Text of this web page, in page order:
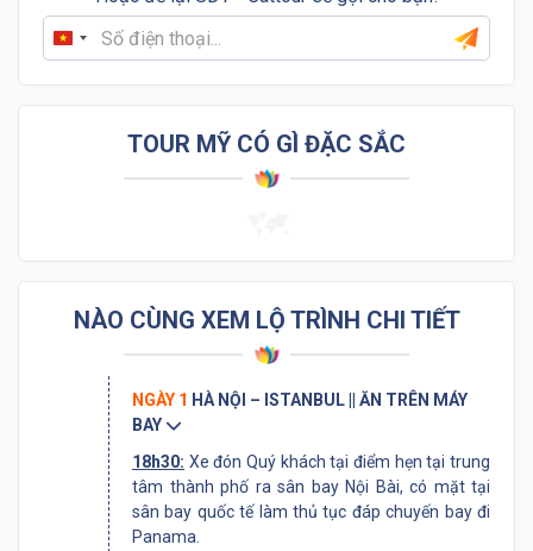
TOUR MỸ CÓ GÌ ĐẶC SẮC
NÀO CÙNG XEM LỘ TRÌNH CHI TIẾT
NGÀY 1 HÀ NỘI – ISTANBUL || ĂN TRÊN MÁY
BAY
18h30: Xe đón Quý khách tại điểm hẹn tại trung
tâm thành phố ra sân bay Nội Bài, có mặt tại
sân bay quốc tế làm thủ tục đáp chuyến bay đi
Panama.
Vietnam